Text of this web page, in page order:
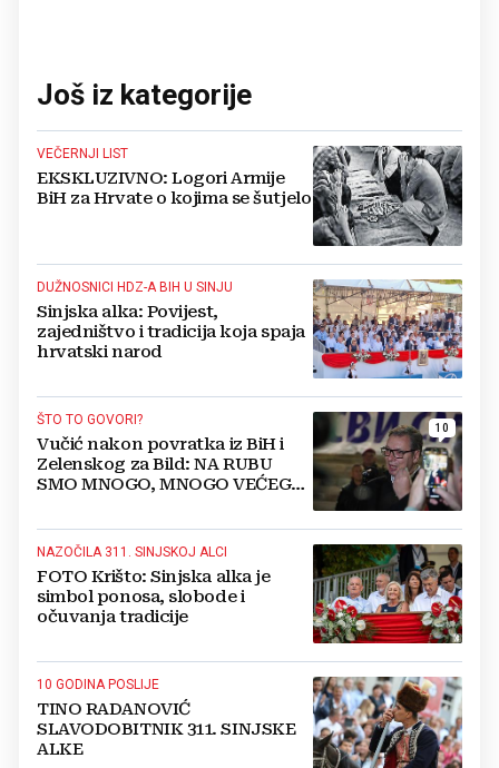
Još iz kategorije
VEČERNJI LIST
EKSKLUZIVNO: Logori Armije
BiH za Hrvate o kojima se šutjelo
DUŽNOSNICI HDZ-A BIH U SINJU
Sinjska alka: Povijest,
zajedništvo i tradicija koja spaja
hrvatski narod
10
ŠTO TO GOVORI?
Vučić nakon povratka iz BiH i
Zelenskog za Bild: NA RUBU
SMO MNOGO, MNOGO VEĆEG
NAZOČILA 311. SINJSKOJ ALCI
FOTO Krišto: Sinjska alka je
simbol ponosa, slobode i
očuvanja tradicije
10 GODINA POSLIJE
TINO RADANOVIĆ
SLAVODOBITNIK 311. SINJSKE
ALKE